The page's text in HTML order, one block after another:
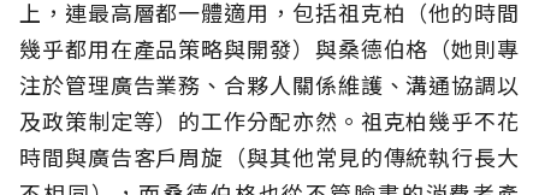
上，連最高層都一體適用，包括祖克柏（他的時間
幾乎都用在產品策略與開發）與桑德伯格（她則專
注於管理廣告業務、合夥人關係維護、溝通協調以
及政策制定等）的工作分配亦然。祖克柏幾乎不花
時間與廣告客戶周旋（與其他常見的傳統執行長大